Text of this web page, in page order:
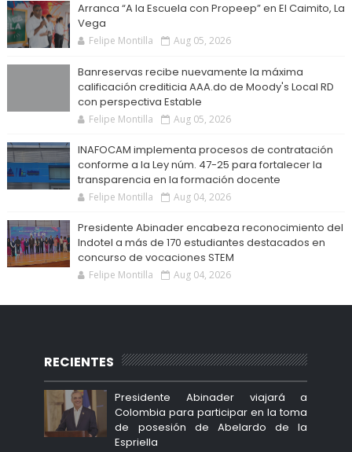
Arranca “A la Escuela con Propeep” en El Caimito, La
Vega
Felipe Montilla Aug 05, 2026
Banreservas recibe nuevamente la máxima
calificación crediticia AAA.do de Moody's Local RD
con perspectiva Estable
Felipe Montilla Aug 05, 2026
INAFOCAM implementa procesos de contratación
conforme a la Ley núm. 47-25 para fortalecer la
transparencia en la formación docente
Felipe Montilla Aug 04, 2026
Presidente Abinader encabeza reconocimiento del
Indotel a más de 170 estudiantes destacados en
concurso de vocaciones STEM
Felipe Montilla Aug 04, 2026
RECIENTES
Presidente Abinader viajará a
Colombia para participar en la toma
de posesión de Abelardo de la
Espriella